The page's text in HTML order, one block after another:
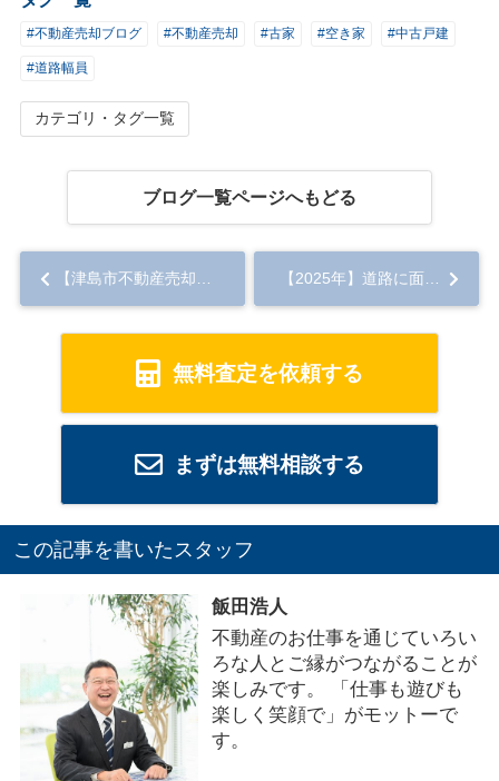
#不動産売却ブログ #不動産売却 #古家 #空き家 #中古戸建
#道路幅員
カテゴリ・タグ一覧
ブログ一覧ページへもどる
【津島市不動産売却】津島市で空き家を相続したら何をすべき？売却までの手順や注意点を紹介... 【2025年】道路に面していない土地は売却できる？5つの売却方法を解説...
無料査定を依頼する
まずは無料相談する
この記事を書いたスタッフ
飯田浩人
不動産のお仕事を通じていろい
ろな人とご縁がつながることが
楽しみです。 「仕事も遊びも
楽しく笑顔で」がモットーで
す。